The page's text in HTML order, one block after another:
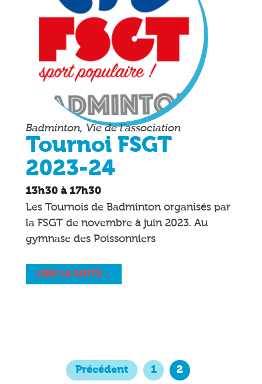
Badminton, Vie de l’association
Tournoi FSGT
2023-24
13h30 à 17h30
Les Tournois de Badminton organisés par
la FSGT de novembre à juin 2023. Au
gymnase des Poissonniers
LIRE LA SUITE…
Navigation
Précédent 1 2